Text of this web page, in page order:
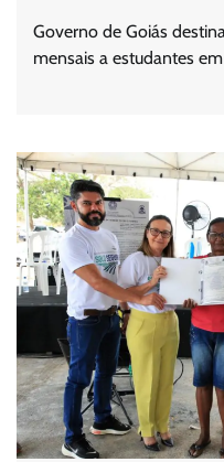
Governo de Goiás
mensais a estudantes